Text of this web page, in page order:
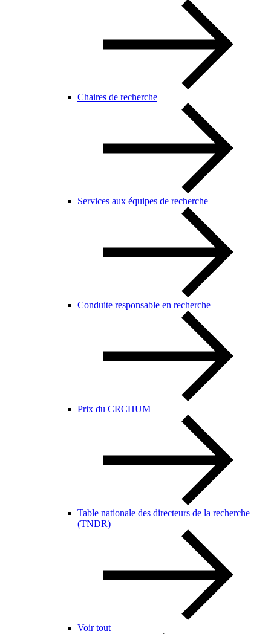
Chaires de recherche
Services aux équipes de recherche
Conduite responsable en recherche
Prix du CRCHUM
Table nationale des directeurs de la recherche
(TNDR)
Voir tout